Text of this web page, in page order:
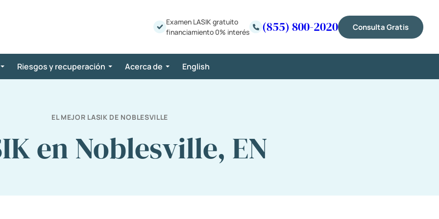
Examen LASIK gratuito
financiamiento 0% interés
(855) 800-2020 Consulta Gratis
Riesgos y recuperación Acerca de English
EL MEJOR LASIK DE NOBLESVILLE
en Noblesville, EN